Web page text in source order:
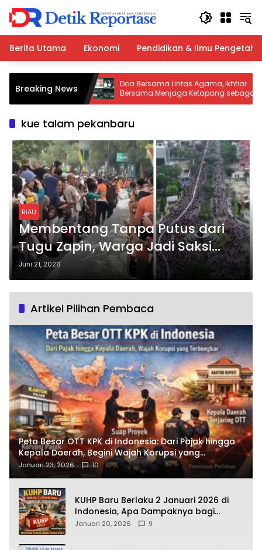
Langsung
konten
Berita Utama
Ekonomi Pendidikan & Ilmu
Breaking News
Umroh
Mendatang
Doa Bersama Lintas Agama, Ikhtiar
Bersama Menjaga Ketapang sebagai
Rumah Besar
kue talam pekanbaru
RIAU
Membentang Tanpa Putus dari
Tugu Zapin, Warga Jadi Saksi
Pemecahan Rekor Dunia Kue
Talam Pekanbaru, Bagaimana
Juni 21, 2026
Artikel Pilihan Pembaca
Peta Besar OTT KPK di Indonesia: Dari Pajak hingga
Kepala Daerah, Begini Wajah Korupsi yang
Terbongkar
Januari 23, 2026 10
KUHP Baru Berlaku 2 Januari 2026 di
Indonesia, Apa Dampaknya bagi
Kehidupan Warga? Ini Aturan Kunci
Januari 20, 2026 9